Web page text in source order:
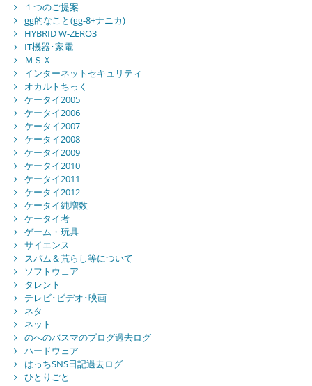
１つのご提案
gg的なこと(gg-8+ナニカ)
HYBRID W-ZERO3
IT機器･家電
ＭＳＸ
インターネットセキュリティ
オカルトちっく
ケータイ2005
ケータイ2006
ケータイ2007
ケータイ2008
ケータイ2009
ケータイ2010
ケータイ2011
ケータイ2012
ケータイ純増数
ケータイ考
ゲーム・玩具
サイエンス
スパム＆荒らし等について
ソフトウェア
タレント
テレビ･ビデオ･映画
ネタ
ネット
のへのバスマのブログ過去ログ
ハードウェア
はっちSNS日記過去ログ
ひとりごと